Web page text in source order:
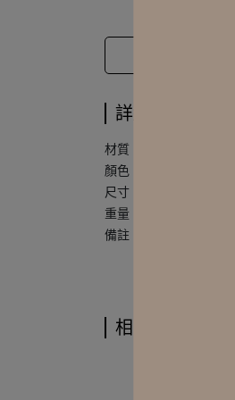
詳細規格
材質 | 銅合金 / 鍍真金 /
顏色 | 金色 / 銀色
尺寸｜約 12.2 x 18 mm
重量｜約 3.93 ± 1 g (單
備註｜
相關商品